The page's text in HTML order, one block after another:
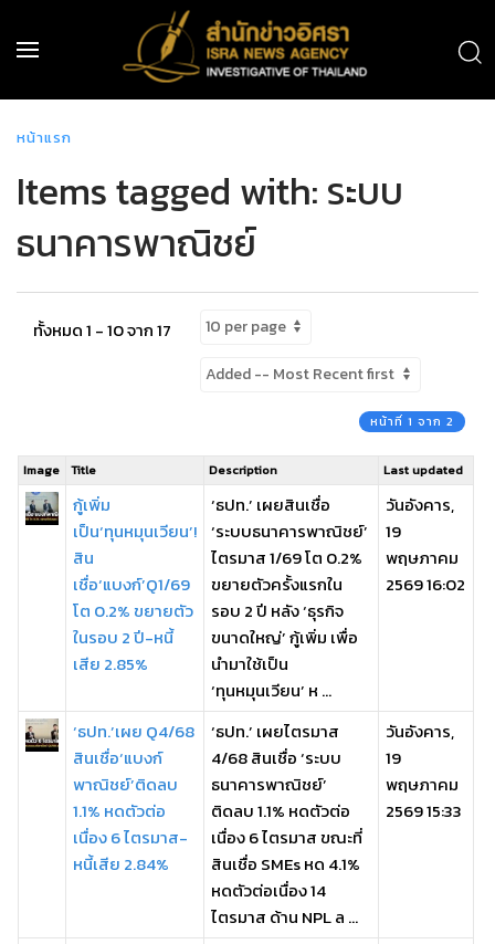
หน้าแรก
Items tagged with: ระบบ
ธนาคารพาณิชย์
ทั้งหมด 1 - 10 จาก 17
หน้าที่ 1 จาก 2
Image Title Description Last updated
กู้เพิ่ม
เป็น‘ทุนหมุนเวียน’!
สิน
เชื่อ‘แบงก์’Q1/69
โต 0.2% ขยายตัว
ในรอบ 2 ปี-หนี้
เสีย 2.85%
‘ธปท.’ เผยสินเชื่อ
‘ระบบธนาคารพาณิชย์’
ไตรมาส 1/69 โต 0.2%
ขยายตัวครั้งแรกใน
รอบ 2 ปี หลัง ‘ธุรกิจ
ขนาดใหญ่’ กู้เพิ่ม เพื่อ
นำมาใช้เป็น
‘ทุนหมุนเวียน’ ห ...
วันอังคาร,
19
พฤษภาคม
2569 16:02
‘ธปท.’เผย Q4/68
สินเชื่อ‘แบงก์
พาณิชย์’ติดลบ
1.1% หดตัวต่อ
เนื่อง 6 ไตรมาส-
หนี้เสีย 2.84%
‘ธปท.’ เผยไตรมาส
4/68 สินเชื่อ ‘ระบบ
ธนาคารพาณิชย์’
ติดลบ 1.1% หดตัวต่อ
เนื่อง 6 ไตรมาส ขณะที่
สินเชื่อ SMEs หด 4.1%
หดตัวต่อเนื่อง 14
ไตรมาส ด้าน NPL ล ...
วันอังคาร,
19
พฤษภาคม
2569 15:33